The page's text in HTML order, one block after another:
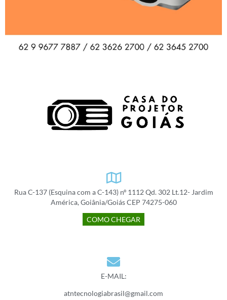
Rua C-137 (Esquina com a C-143) nº 1112 Qd. 302 Lt.12- Jardim
América, Goiânia/Goiás CEP 74275-060
COMO CHEGAR
E-MAIL:
atntecnologiabrasil@gmail.com